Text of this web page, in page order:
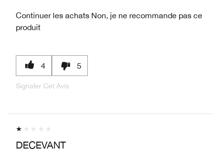
Continuer les achats Non, je ne recommande pas ce
produit
4 5
Signaler Cet Avis
DECEVANT